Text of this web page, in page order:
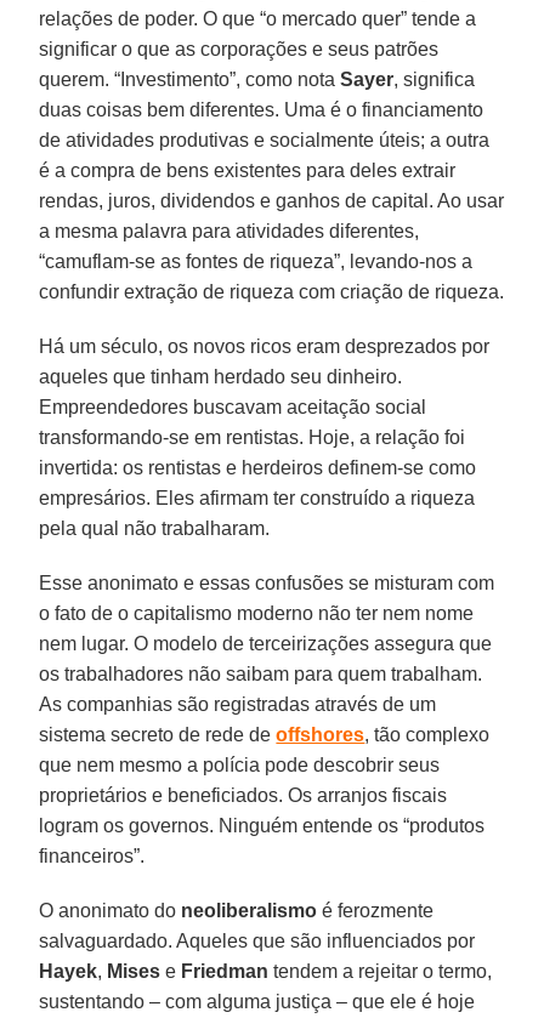
relações de poder. O que “o mercado quer” tende a
significar o que as corporações e seus patrões
querem. “Investimento”, como notaSayer, significa
duas coisas bem diferentes. Uma é o financiamento
de atividades produtivas e socialmente úteis; a outra
é a compra de bens existentes para deles extrair
rendas, juros, dividendos e ganhos de capital. Ao usar
a mesma palavra para atividades diferentes,
“camuflam-se as fontes de riqueza”, levando-nos a
confundir extração de riqueza com criação de riqueza.
Há um século, os novos ricos eram desprezados por
aqueles que tinham herdado seu dinheiro.
Empreendedores buscavam aceitação social
transformando-se em rentistas. Hoje, a relação foi
invertida: os rentistas e herdeiros definem-se como
empresários. Eles afirmam ter construído a riqueza
pela qual não trabalharam.
Esse anonimato e essas confusões se misturam com
o fato de o capitalismo moderno não ter nem nome
nem lugar. O modelo de terceirizações assegura que
os trabalhadores não saibam para quem trabalham.
As companhias são registradas através de um
sistema secreto de rede deoffshores, tão complexo
que nem mesmo a polícia pode descobrir seus
proprietários e beneficiados. Os arranjos fiscais
logram os governos. Ninguém entende os “produtos
financeiros”.
O anonimato do neoliberalismo é ferozmente
salvaguardado. Aqueles que são influenciados por
Hayek, Mises e Friedman tendem a rejeitar o termo,
sustentando – com alguma justiça – que ele é hoje